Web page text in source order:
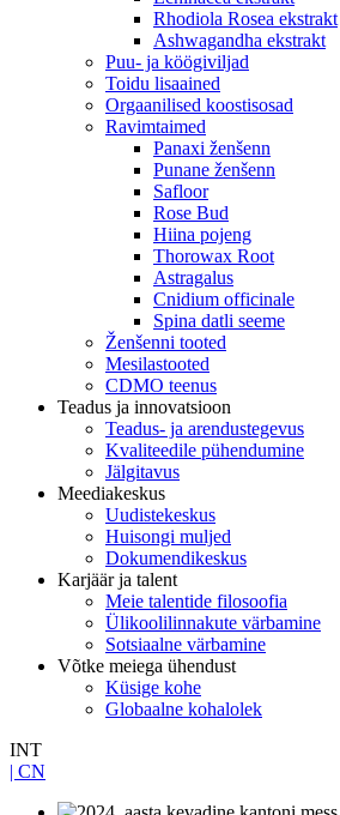
Rhodiola Rosea ekstrakt
Ashwagandha ekstrakt
Puu- ja köögiviljad
Toidu lisaained
Orgaanilised koostisosad
Ravimtaimed
Panaxi ženšenn
Punane ženšenn
Safloor
Rose Bud
Hiina pojeng
Thorowax Root
Astragalus
Cnidium officinale
Spina datli seeme
Ženšenni tooted
Mesilastooted
CDMO teenus
Teadus ja innovatsioon
Teadus- ja arendustegevus
Kvaliteedile pühendumine
Jälgitavus
Meediakeskus
Uudistekeskus
Huisongi muljed
Dokumendikeskus
Karjäär ja talent
Meie talentide filosoofia
Ülikoolilinnakute värbamine
Sotsiaalne värbamine
Võtke meiega ühendust
Küsige kohe
Globaalne kohalolek
INT
| CN